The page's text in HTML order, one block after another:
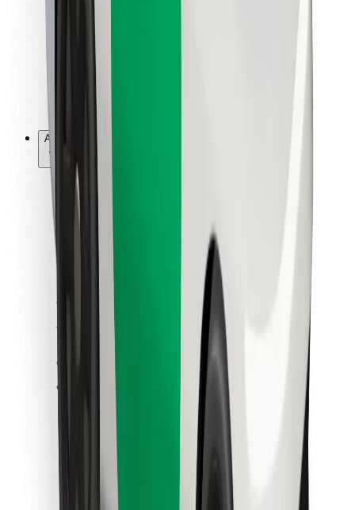
Per corrieri
Bolt Food
Per i proprietari di flotta
Per ristoranti
Altro
Fornitori
Termini e condizioni
Fai una corsa in pochi minuti!
Scarica Bolt
Trova il tuo cibo preferito!